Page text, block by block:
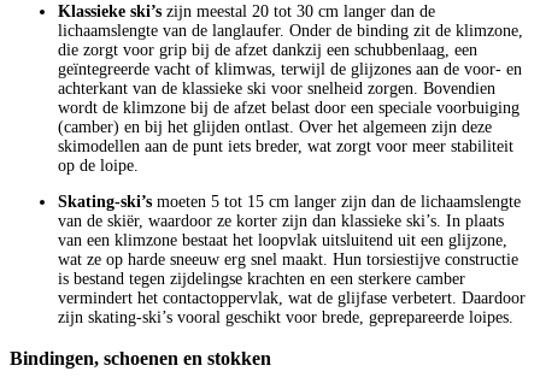
Klassieke ski’s zijn meestal 20 tot 30 cm langer dan de
lichaamslengte van de langlaufer. Onder de binding zit de klimzone,
die zorgt voor grip bij de afzet dankzij een schubbenlaag, een
geïntegreerde vacht of klimwas, terwijl de glijzones aan de voor- en
achterkant van de klassieke ski voor snelheid zorgen. Bovendien
wordt de klimzone bij de afzet belast door een speciale voorbuiging
(camber) en bij het glijden ontlast. Over het algemeen zijn deze
skimodellen aan de punt iets breder, wat zorgt voor meer stabiliteit
op de loipe.
Skating-ski’s moeten 5 tot 15 cm langer zijn dan de lichaamslengte
van de skiër, waardoor ze korter zijn dan klassieke ski’s. In plaats
van een klimzone bestaat het loopvlak uitsluitend uit een glijzone,
wat ze op harde sneeuw erg snel maakt. Hun torsiestijve constructie
is bestand tegen zijdelingse krachten en een sterkere camber
vermindert het contactoppervlak, wat de glijfase verbetert. Daardoor
zijn skating-ski’s vooral geschikt voor brede, geprepareerde loipes.
Bindingen, schoenen en stokken